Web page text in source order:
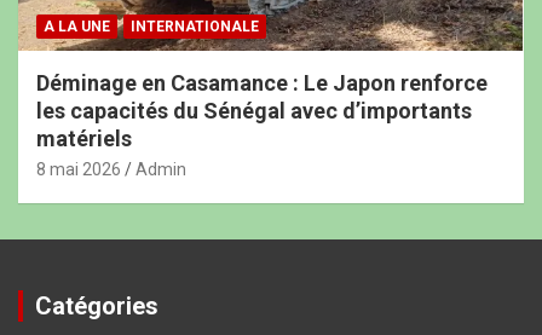
A LA UNE INTERNATIONALE
Déminage en Casamance : Le Japon renforce
les capacités du Sénégal avec d’importants
matériels
8 mai 2026 Admin
Catégories